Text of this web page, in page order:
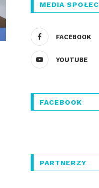
MEDIA
FACEBOOK
YOUTUBE
FACEBOOK
PARTNERZY